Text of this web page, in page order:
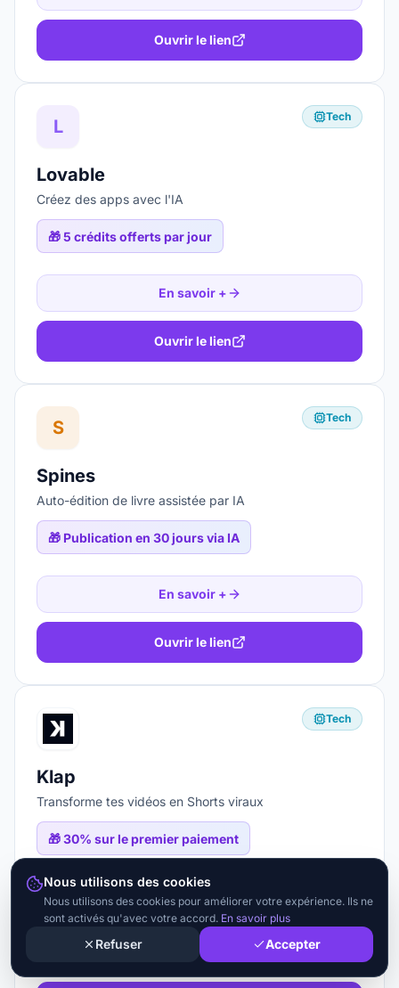
Ouvrir le lien
L Tech
Lovable
Créez des apps avec l'IA
🎁5 crédits offerts par jour
En savoir +
Ouvrir le lien
S Tech
Spines
Auto-édition de livre assistée par IA
🎁 Publication en 30 jours via IA
En savoir +
Ouvrir le lien
Tech
Klap
Transforme tes vidéos en Shorts viraux
🎁30% sur le premier paiement
K1MFECCB
En savoir +
Nous utilisons des cookies
Nous utilisons des cookies pour améliorer votre expérience. Ils ne
sont activés qu'avec votre accord. En savoir plus
Refuser Accepter